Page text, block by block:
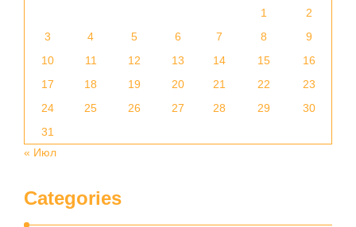
1
2
3
4 5 6 7 8
9
10
11 12 13 14 15
16
17
18 19 20 21 22
23
24
25 26 27 28 29
30
31
« Июл
Categories